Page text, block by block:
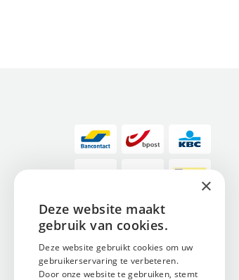
ENGLISH
FRANÇAIS
×
Deze website maakt
gebruik van cookies.
Deze website gebruikt cookies om uw
gebruikerservaring te verbeteren.
Door onze website te gebruiken, stemt